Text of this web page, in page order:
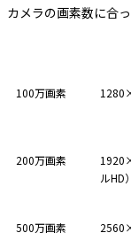
カメラの画素数に合
100万画素
200万画素
ルHD）
500万画素